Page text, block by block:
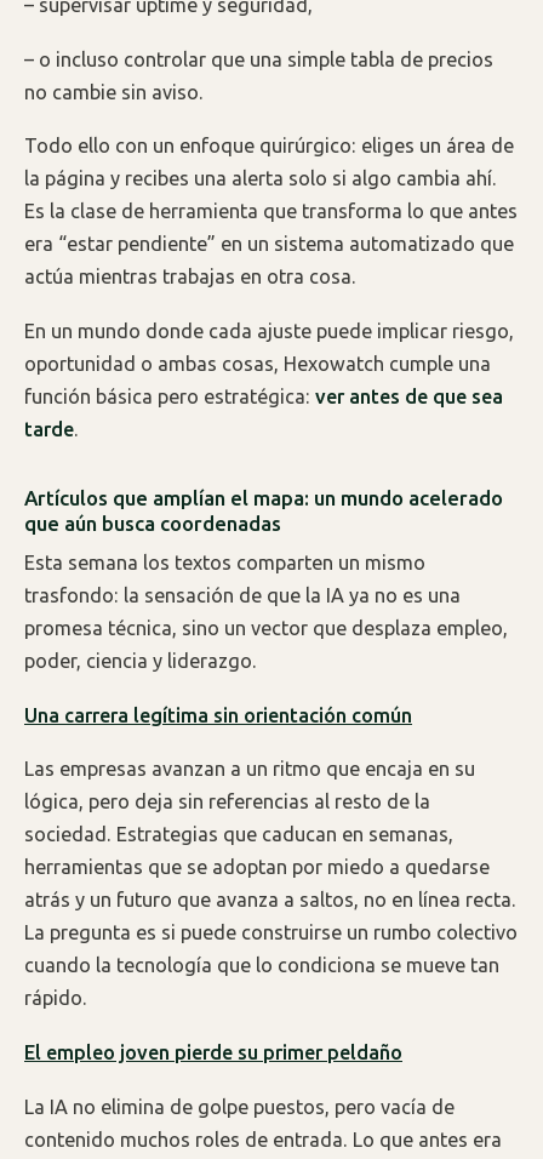
– supervisar uptime y seguridad,
– o incluso controlar que una simple tabla de precios
no cambie sin aviso.
Todo ello con un enfoque quirúrgico: eliges un área de
la página y recibes una alerta solo si algo cambia ahí.
Es la clase de herramienta que transforma lo que antes
era “estar pendiente” en un sistema automatizado que
actúa mientras trabajas en otra cosa.
En un mundo donde cada ajuste puede implicar riesgo,
oportunidad o ambas cosas, Hexowatch cumple una
función básica pero estratégica: ver antes de que sea
tarde.
Artículos que amplían el mapa: un mundo acelerado
que aún busca coordenadas
Esta semana los textos comparten un mismo
trasfondo: la sensación de que la IA ya no es una
promesa técnica, sino un vector que desplaza empleo,
poder, ciencia y liderazgo.
Una carrera legítima sin orientación común
Las empresas avanzan a un ritmo que encaja en su
lógica, pero deja sin referencias al resto de la
sociedad. Estrategias que caducan en semanas,
herramientas que se adoptan por miedo a quedarse
atrás y un futuro que avanza a saltos, no en línea recta.
La pregunta es si puede construirse un rumbo colectivo
cuando la tecnología que lo condiciona se mueve tan
rápido.
El empleo joven pierde su primer peldaño
La IA no elimina de golpe puestos, pero vacía de
contenido muchos roles de entrada. Lo que antes era